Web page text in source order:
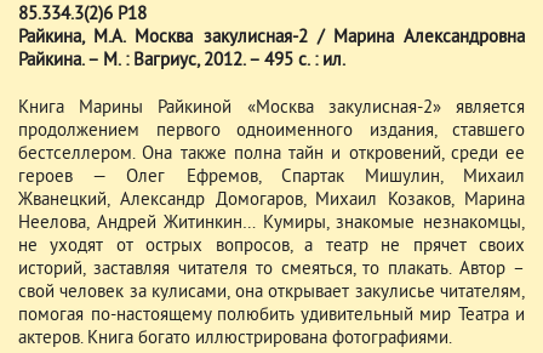
85.334.3(2)6 Р18
Райкина, М.А. Москва закулисная-2 / Марина Александровна
Райкина. – М. : Вагриус, 2012. – 495 с. : ил.
Книга Марины Райкиной «Москва закулисная-2» является
продолжением первого одноименного издания, ставшего
бестселлером. Она также полна тайн и откровений, среди ее
героев — Олег Ефремов, Спартак Мишулин, Михаил
Жванецкий, Александр Домогаров, Михаил Козаков, Марина
Неелова, Андрей Житинкин… Кумиры, знакомые незнакомцы,
не уходят от острых вопросов, а театр не прячет своих
историй, заставляя читателя то смеяться, то плакать. Автор –
свой человек за кулисами, она открывает закулисье читателям,
помогая по-настоящему полюбить удивительный мир Театра и
актеров. Книга богато иллюстрирована фотографиями.